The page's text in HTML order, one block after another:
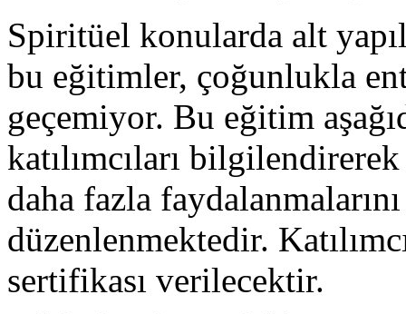
Spiritüel konularda alt
bu eğitimler, çoğunlukla
geçemiyor. Bu eğitim
katılımcıları
daha fazla
düzenlenmektedir.
sertifikası verilecektir.